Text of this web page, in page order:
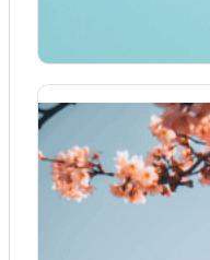
Partir apprendre
Séjour